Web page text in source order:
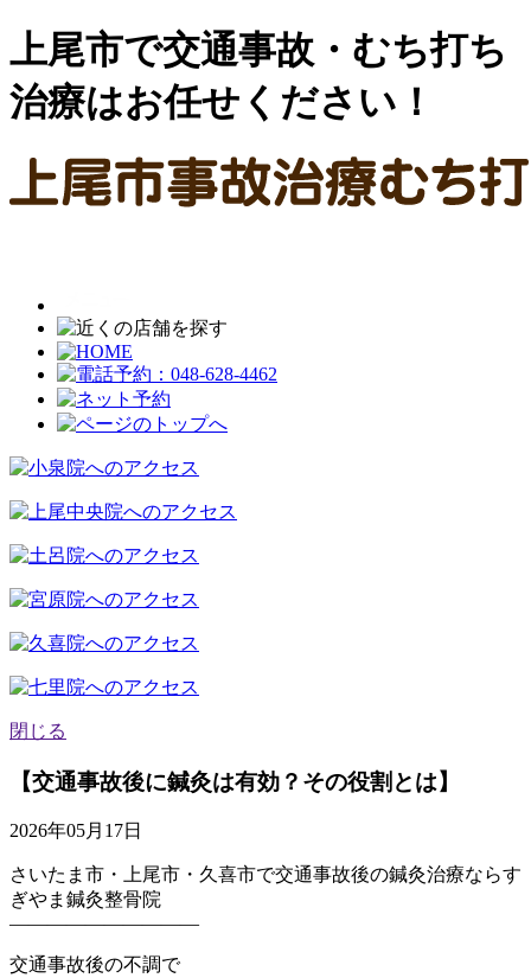
上尾市で交通事故・むち打ち
治療はお任せください！
閉じる
【交通事故後に鍼灸は有効？その役割とは】
2026年05月17日
さいたま市・上尾市・久喜市で交通事故後の鍼灸治療ならす
ぎやま鍼灸整骨院
――――――――――
交通事故後の不調で